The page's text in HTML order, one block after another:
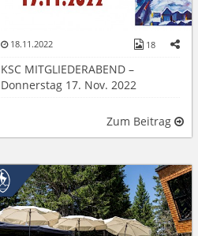
18.11.2022 18
KSC MITGLIEDERABEND –
Donnerstag 17. Nov. 2022
Zum Beitrag